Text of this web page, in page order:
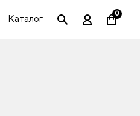
Каталог
0